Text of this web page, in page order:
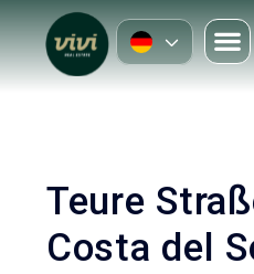
Teure
Costa del